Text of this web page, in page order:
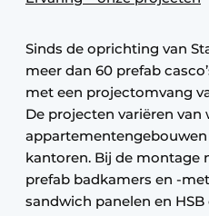
Sinds de oprichting van
meer dan 60 prefab
met een projectomvang
De projecten variëren van
kantoren. Bij de montage
prefab badkamers en -
sandwich panelen en